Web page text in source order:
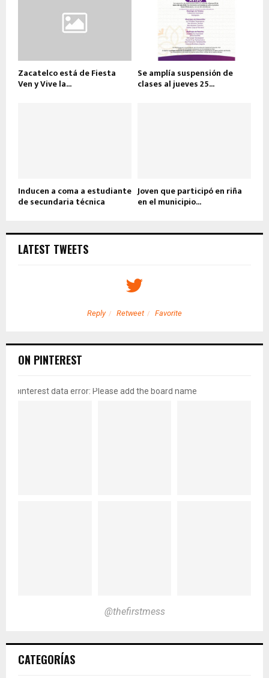
Zacatelco está de Fiesta
Ven y Vive la...
Se amplía suspensión de
clases al jueves 25...
Inducen a coma a estudiante
de secundaria técnica
Joven que participó en riña
en el municipio...
LATEST TWEETS
Reply Retweet Favorite
ON PINTEREST
pinterest data error: Please add the board name
@thefirstmess
CATEGORÍAS